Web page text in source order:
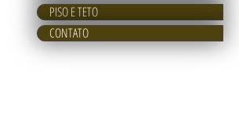
PISO E TETO
CONTATO